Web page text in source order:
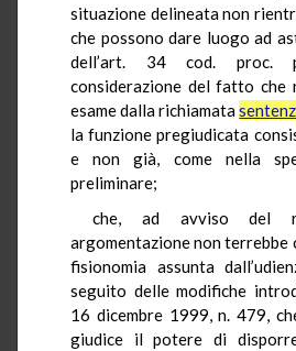
situazione delineata non
che possono dare luogo ad
dell’art. 34 cod. proc.
considerazione del fatto che
esame dalla richiamata
la funzione pregiudicata
e non già, come nella
preliminare;
che, ad avviso del
argomentazione non terrebbe
fisionomia assunta
seguito delle modifiche
16 dicembre 1999, n. 479,
giudice il potere di